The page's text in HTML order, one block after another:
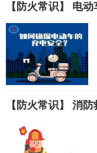
【防火常识】 电
【防火常识】 消